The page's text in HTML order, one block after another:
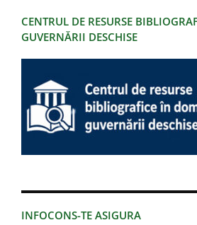
CENTRUL DE RESURSE
GUVERNĂRII DESCHISE
INFOCONS-TE ASIGURA